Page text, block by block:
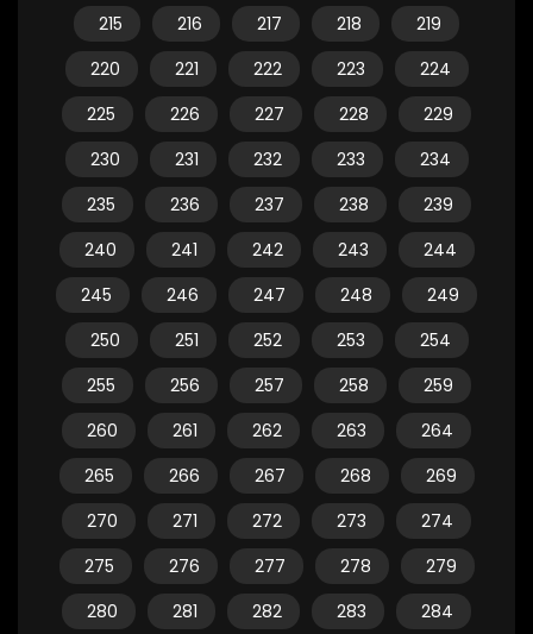
215
216 217 218
219
220
221 222 223
224
225
226 227 228
229
230
231 232 233
234
235
236 237 238
239
240
241 242 243
244
245
246 247 248
249
250
251 252 253
254
255
256 257 258
259
260
261 262 263
264
265
266 267 268
269
270
271 272 273
274
275
276 277 278
279
280
281 282 283
284